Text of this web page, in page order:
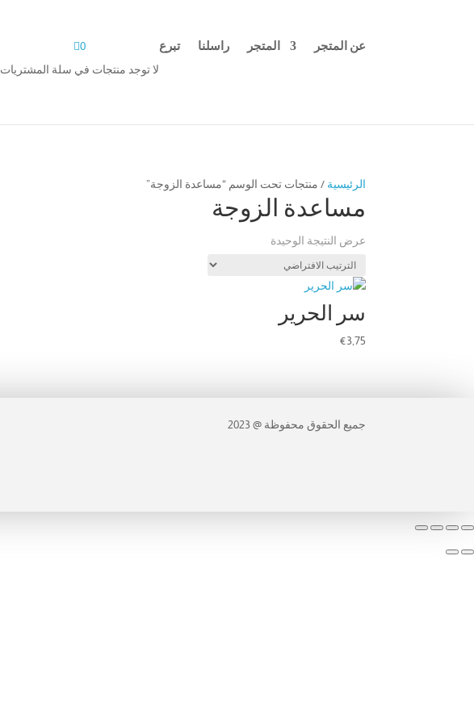
عن المتجر المتجر راسلنا تبرع 0
لا توجد منتجات في سلة المشتريات
الرئيسية / منتجات تحت الوسم “مساعدة الزوجة”
مساعدة الزوجة
عرض النتيجة الوحيدة
سر الحرير
€3,75
جميع الحقوق محفوظة @ 2023